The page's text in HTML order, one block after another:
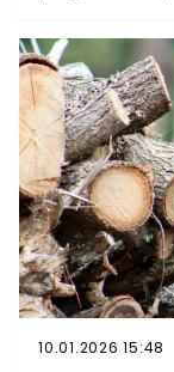
pojawia się
wiele osób nie
konsekwencje
miesiącach.
mniejSmog,
decyzje.
10.01.2026 15:48